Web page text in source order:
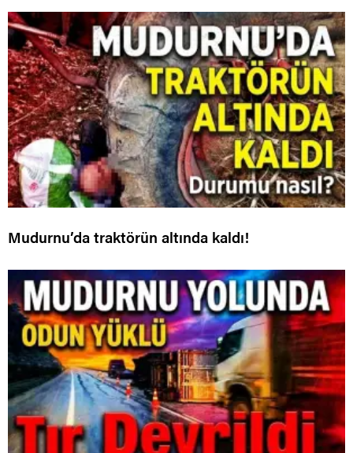
Mudurnu’da traktörün altında kaldı!